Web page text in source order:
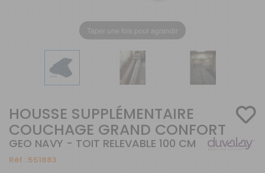
Taper une fois pour agrandir
HOUSSE SUPPLÉMENTAIRE
COUCHAGE GRAND CONFORT
GEO NAVY - TOIT RELEVABLE 100 CM
Réf : 551883